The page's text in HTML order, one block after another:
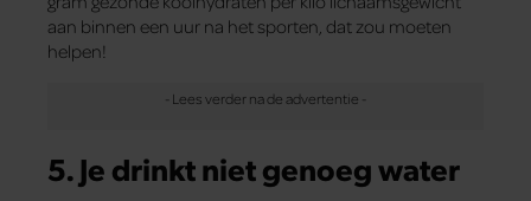
aan binnen een uur na het sporten, dat zou moeten
helpen!
5. Je drinkt niet genoeg water